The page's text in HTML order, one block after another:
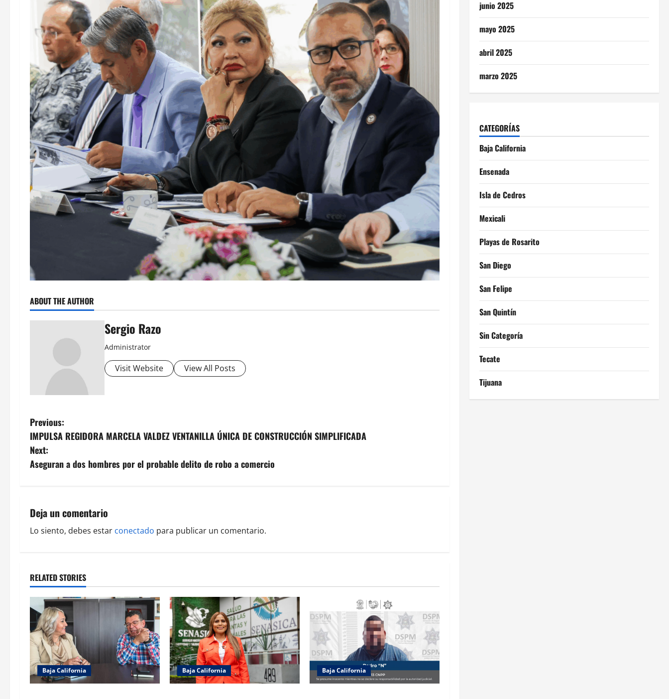
ABOUT THE AUTHOR
Sergio Razo
Administrator
Visit Website View All Posts
P
o
s
n
a
i
g
a
t
i
o
Previous:
IMPULSA REGIDORA MARCELA VALDEZ VENTANILLA ÚNICA DE CONSTRUCCIÓN SIMPLIFICADA
Next:
Aseguran a dos hombres por el probable delito de robo a comercio
Deja un comentario
Lo siento, debes estar conectado para publicar un comentario.
RELATED STORIES
Baja California Baja California Baja California
junio 2025
mayo 2025
abril 2025
marzo 2025
CATEGORÍAS
Baja California
Ensenada
Isla de Cedros
Mexicali
Playas de Rosarito
San Diego
San Felipe
San Quintín
Sin Categoría
Tecate
Tijuana